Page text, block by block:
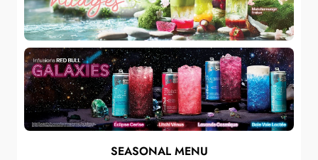
SEASONAL MENU